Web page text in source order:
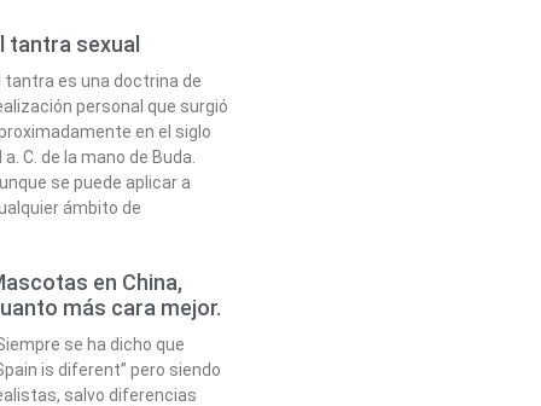
tantra sexual
tantra es una doctrina de
personal que surgió
en el siglo
a. C. de la mano de Buda.
se puede aplicar a
ámbito de
en China,
más cara mejor.
se ha dicho que
is diferent” pero siendo
salvo diferencias